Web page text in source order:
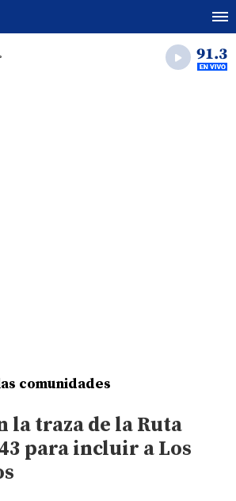
comunidades
la traza de la Ruta
para incluir a Los